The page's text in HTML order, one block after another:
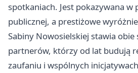
spotkaniach. Jest pokazywana w
publicznej, a prestiżowe
Sabiny Nowosielskiej stawia
partnerów, którzy od lat budują
zaufaniu i wspólnych